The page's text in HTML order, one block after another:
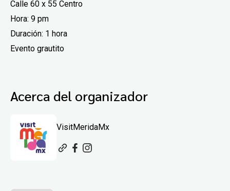
Calle 60 x 55 Centro
Hora: 9 pm
Duración: 1 hora
Evento grautito
Acerca del organizador
VisitMeridaMx